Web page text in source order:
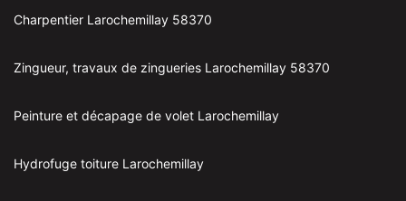
Charpentier Larochemillay 58370
Zingueur, travaux de zingueries Larochemillay 58370
Peinture et décapage de volet Larochemillay
Hydrofuge toiture Larochemillay